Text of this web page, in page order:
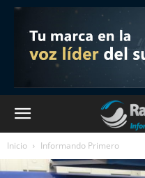
Inicio Informando Primero